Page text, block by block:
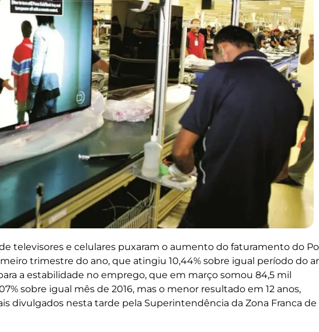
televisores e celulares puxaram o aumento do faturamento do
trimestre do ano, que atingiu 10,44% sobre igual período do
a estabilidade no emprego, que em março somou 84,5 mil
sobre igual mês de 2016, mas o menor resultado em 12 anos,
divulgados nesta tarde pela Superintendência da Zona Franca de